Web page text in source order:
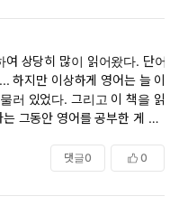
상당히 많이 읽어왔다. 단어,
하지만 이상하게 영어는 늘 이
러 있었다. 그리고 이 책을 읽으
그동안 영어를 공부한 게 아
국 “외워서 말해야 한다”는
가 학창 시절에 질리도록 해온
댓글0 0